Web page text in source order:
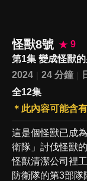
怪獸8號
9
第1集 變成怪獸的
2024
24 分鐘
全12集
＊此內容可能含
這是個怪獸已成
衛隊」討伐怪獸
怪獸清潔公司裡
防衛隊的第3部